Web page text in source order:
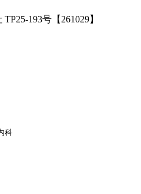
193号【261029】
科